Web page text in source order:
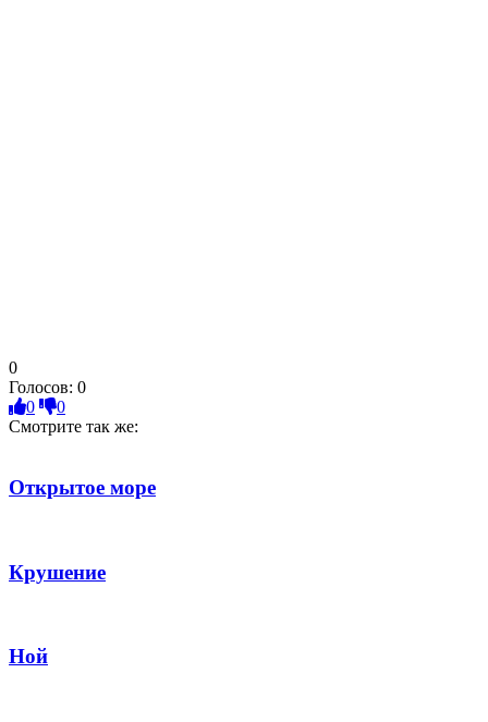
0
Голосов: 0
0
0
Смотрите так же:
Открытое море
Крушение
Ной